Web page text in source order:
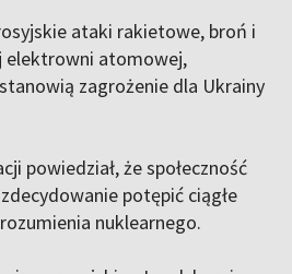
ataki rakietowe, broń i
elektrowni atomowej,
zagrożenie dla Ukrainy
powiedział, że społeczność
potępić ciągłe
nuklearnego.